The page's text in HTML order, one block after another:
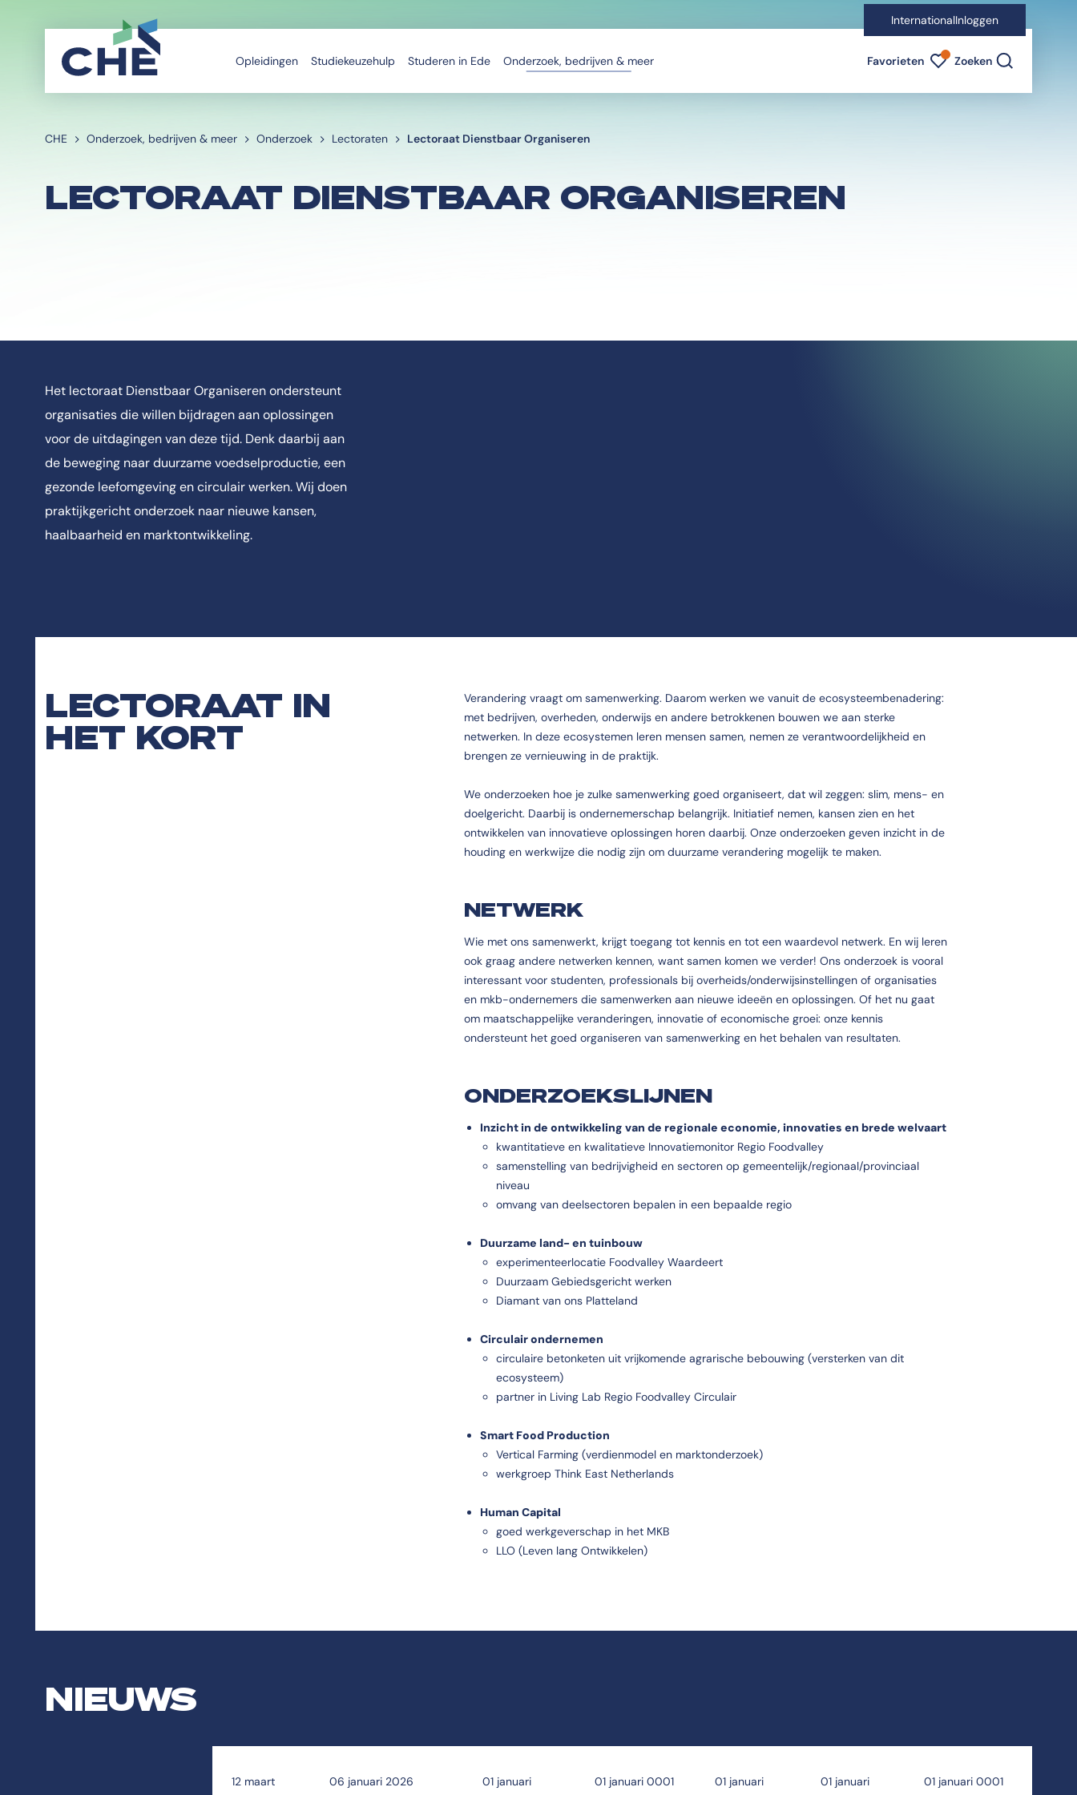
InternationalInloggen
Opleidingen Studiekeuzehulp Studeren in Ede Onderzoek, bedrijven & meer Favorieten Favorieten indicator
Zoeken
CHE Onderzoek, bedrijven & meer Onderzoek Lectoraten Lectoraat Dienstbaar Organiseren
LECTORAAT DIENSTBAAR ORGANISEREN
Het lectoraat Dienstbaar Organiseren ondersteunt
organisaties die willen bijdragen aan oplossingen
voor de uitdagingen van deze tijd. Denk daarbij aan
de beweging naar duurzame voedselproductie, een
gezonde leefomgeving en circulair werken. Wij doen
praktijkgericht onderzoek naar nieuwe kansen,
haalbaarheid en marktontwikkeling.
LECTORAAT IN
HET KORT
Verandering vraagt om samenwerking. Daarom werken we vanuit de ecosysteembenadering:
met bedrijven, overheden, onderwijs en andere betrokkenen bouwen we aan sterke
netwerken. In deze ecosystemen leren mensen samen, nemen ze verantwoordelijkheid en
brengen ze vernieuwing in de praktijk.
We onderzoeken hoe je zulke samenwerking goed organiseert, dat wil zeggen: slim, mens- en
doelgericht. Daarbij is ondernemerschap belangrijk. Initiatief nemen, kansen zien en het
ontwikkelen van innovatieve oplossingen horen daarbij. Onze onderzoeken geven inzicht in de
houding en werkwijze die nodig zijn om duurzame verandering mogelijk te maken.
NETWERK
Wie met ons samenwerkt, krijgt toegang tot kennis en tot een waardevol netwerk. En wij leren
ook graag andere netwerken kennen, want samen komen we verder! Ons onderzoek is vooral
interessant voor studenten, professionals bij overheids/onderwijsinstellingen of organisaties
en mkb-ondernemers die samenwerken aan nieuwe ideeën en oplossingen. Of het nu gaat
om maatschappelijke veranderingen, innovatie of economische groei: onze kennis
ondersteunt het goed organiseren van samenwerking en het behalen van resultaten.
ONDERZOEKSLIJNEN
Inzicht in de ontwikkeling van de regionale economie, innovaties en brede welvaart
kwantitatieve en kwalitatieve Innovatiemonitor Regio Foodvalley
samenstelling van bedrijvigheid en sectoren op gemeentelijk/regionaal/provinciaal
niveau
omvang van deelsectoren bepalen in een bepaalde regio
Duurzame land- en tuinbouw
experimenteerlocatie Foodvalley Waardeert
Duurzaam Gebiedsgericht werken
Diamant van ons Platteland
Circulair ondernemen
circulaire betonketen uit vrijkomende agrarische bebouwing (versterken van dit
ecosysteem)
partner in Living Lab Regio Foodvalley Circulair
Smart Food Production
Vertical Farming (verdienmodel en marktonderzoek)
werkgroep Think East Netherlands
Human Capital
goed werkgeverschap in het MKB
LLO (Leven lang Ontwikkelen)
NIEUWS
12 maart
06 januari 2026
01 januari
01 januari 0001
01 januari
01 januari
01 januari 0001